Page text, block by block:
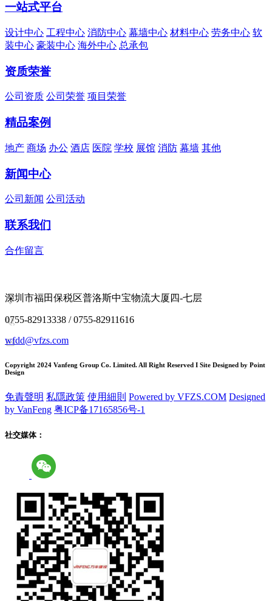
一站式平台
设计中心 工程中心 消防中心 幕墙中心 材料中心 劳务中心 软
装中心 豪装中心 海外中心 总承包
资质荣誉
公司资质 公司荣誉 项目荣誉
精品案例
地产 商场 办公 酒店 医院 学校 展馆 消防 幕墙 其他
新闻中心
公司新闻 公司活动
联系我们
合作留言
深圳市福田保税区普洛斯中宝物流大厦四-七层
0755-82913338 / 0755-82911616
wfdd@vfzs.com
Copyright 2024 Vanfeng Group Co. Limited. All Right Reserved I Site Designed by Point
Design
免責聲明 私隱政策 使用細則 Powered by VFZS.COM Designed
by VanFeng 粤ICP备17165856号-1
社交媒体：